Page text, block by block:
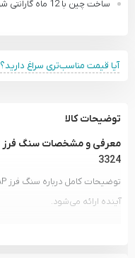
ساخت چین با 12 ماه گارانتی شرکتی و خدمات پس از فروش
آیا قیمت مناسب‌تری سراغ دارید؟
توضیحات کالا
3324
آینده ارائه می‌شود.